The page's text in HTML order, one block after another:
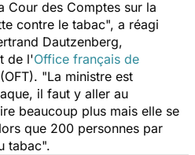
Cour des Comptes sur la
contre le tabac", a réagi
Dautzenberg,
de l'Office français de
(OFT). "La ministre est
il faut y aller au
beaucoup plus mais elle se
que 200 personnes par
tabac".